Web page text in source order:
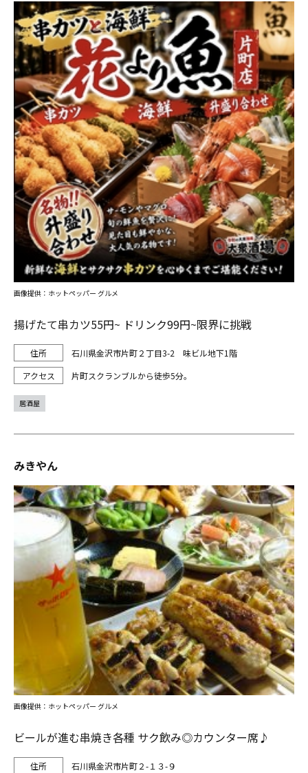
揚げたて串カツ55円~ ドリンク99円~限界に挑戦
石川県金沢市片町２丁目3-2 味ビル地下1階
片町スクランブルから徒歩5分。
画像提供：ホットペッパー グルメ
居酒屋
みきやん
ビールが進む串焼き各種 サク飲み◎カウンター席♪
石川県金沢市片町２-１３-９
画像提供：ホットペッパー グルメ